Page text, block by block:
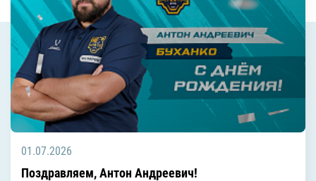
01.07.2026
Поздравляем, Антон Андреевич!